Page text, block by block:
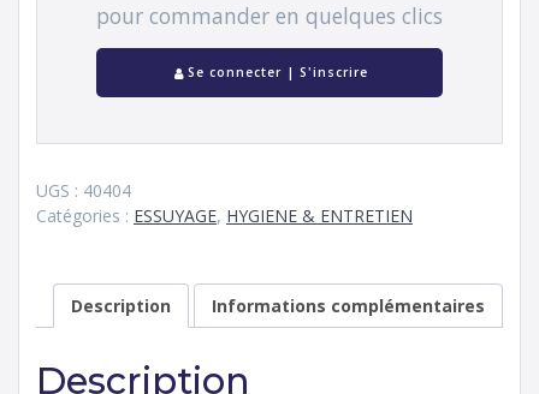
pour commander en quelques clics
Se connecter | S'inscrire
UGS : 40404
Catégories : ESSUYAGE, HYGIENE & ENTRETIEN
Description Informations complémentaires
Description